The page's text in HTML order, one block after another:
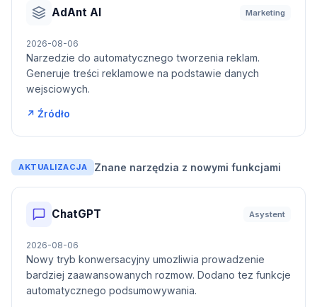
AdAnt AI Marketing
2026-08-06
Narzedzie do automatycznego tworzenia reklam.
Generuje treści reklamowe na podstawie danych
wejsciowych.
↗ Źródło
AKTUALIZACJA Znane narzędzia z nowymi funkcjami
ChatGPT Asystent
2026-08-06
Nowy tryb konwersacyjny umozliwia prowadzenie
bardziej zaawansowanych rozmow. Dodano tez funkcje
automatycznego podsumowywania.